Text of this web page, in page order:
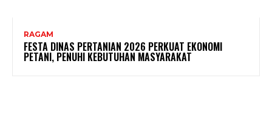
RAGAM
FESTA DINAS PERTANIAN 2026 PERKUAT EKONOMI
PETANI, PENUHI KEBUTUHAN MASYARAKAT